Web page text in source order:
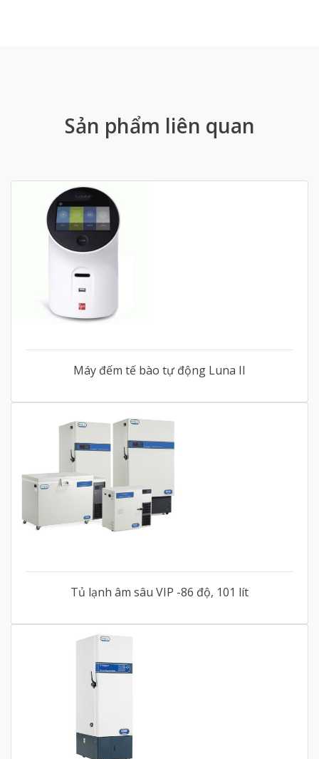
Sản phẩm liên quan
Máy đếm tế bào tự động Luna II
Tủ lạnh âm sâu VIP -86 độ, 101 lít